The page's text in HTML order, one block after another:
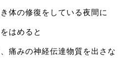
体の修復をしている夜間に
はめると
痛みの神経伝達物質を出さな